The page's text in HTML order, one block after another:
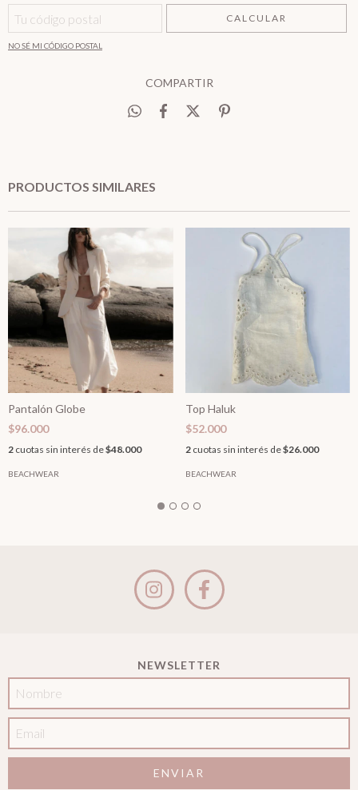
CALCULAR
NO SÉ MI CÓDIGO POSTAL
COMPARTIR
PRODUCTOS SIMILARES
Pantalón Globe
$96.000
2 cuotas sin interés de$48.000
BEACHWEAR
Top Haluk
$52.000
2cuotas sin interés de$26.000
BEACHWEAR
NEWSLETTER